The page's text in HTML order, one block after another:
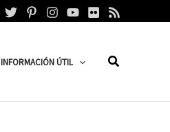
INFORMACIÓN ÚTIL